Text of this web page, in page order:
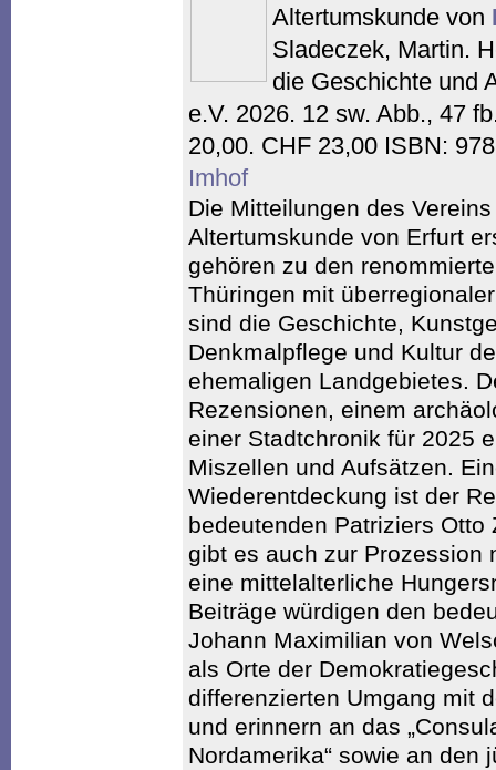
Altertumskunde von
Sladeczek, Martin.
die Geschichte und
e.V. 2026. 12 sw. Abb., 47
20,00. CHF 23,00 ISBN:
Imhof
Die Mitteilungen des
Altertumskunde von Erfurt
gehören zu den
Thüringen mit
sind die Geschichte,
Denkmalpflege und Kultur
ehemaligen Landgebietes.
Rezensionen, einem
einer Stadtchronik für 2025
Miszellen und Aufsätzen.
Wiederentdeckung ist der
bedeutenden Patriziers
gibt es auch zur Prozession
eine mittelalterliche
Beiträge würdigen den
Johann Maximilian von
als Orte der
differenzierten Umgang mit
und erinnern an das
Nordamerika“ sowie an den